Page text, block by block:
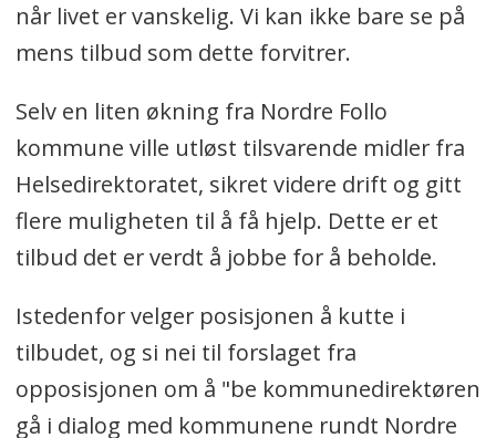
når livet er vanskelig. Vi kan ikke bare se på
mens tilbud som dette forvitrer.
Selv en liten økning fra Nordre Follo
kommune ville utløst tilsvarende midler fra
Helsedirektoratet, sikret videre drift og gitt
flere muligheten til å få hjelp. Dette er et
tilbud det er verdt å jobbe for å beholde.
Istedenfor velger posisjonen å kutte i
tilbudet, og si nei til forslaget fra
opposisjonen om å "be kommunedirektøren
gå i dialog med kommunene rundt Nordre